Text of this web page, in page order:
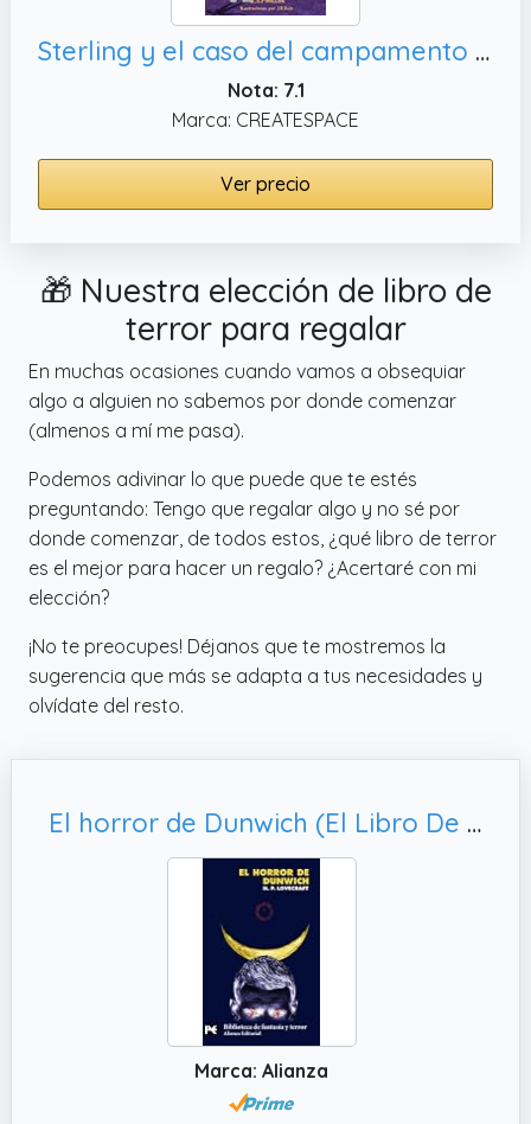
Sterling y el caso del campamento del terror: Libro Infantil / Juvenil - Novela Suspense / Humor - A partir de 8 años
Nota: 7.1
Marca: CREATESPACE
Ver precio
🎁 Nuestra elección de libro de
terror para regalar
En muchas ocasiones cuando vamos a obsequiar
algo a alguien no sabemos por donde comenzar
(almenos a mí me pasa).
Podemos adivinar lo que puede que te estés
preguntando: Tengo que regalar algo y no sé por
donde comenzar, de todos estos, ¿qué libro de terror
es el mejor para hacer un regalo? ¿Acertaré con mi
elección?
¡No te preocupes! Déjanos que te mostremos la
sugerencia que más se adapta a tus necesidades y
olvídate del resto.
El horror de Dunwich (El Libro De Bolsillo - Bibliotecas Temáticas - Biblioteca De Fantasía Y Terror)
Marca: Alianza